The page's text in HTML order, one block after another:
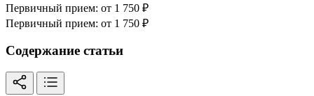
Первичный прием: от 1 750 ₽
Первичный прием: от 1 750 ₽
Содержание статьи